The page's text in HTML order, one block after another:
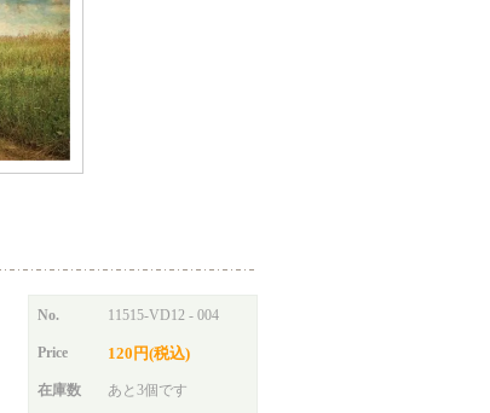
No. 11515-VD12 - 004
Price 120円(税込)
在庫数 あと3個です